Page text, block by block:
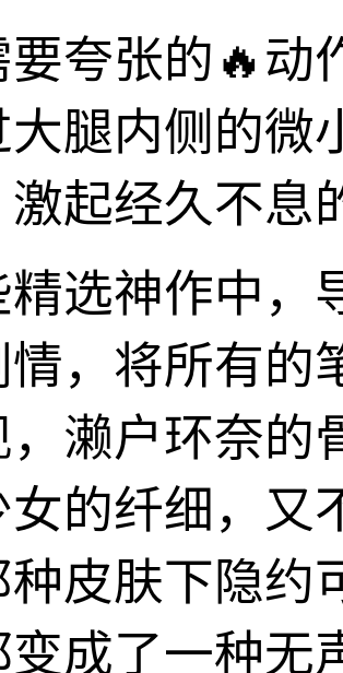
要夸张的🔥动
大腿内侧的微
激起经久不息
精选神作中，
情，将所有的
，濑户环奈的
女的纤细，又
种皮肤下隐约
变成了一种无